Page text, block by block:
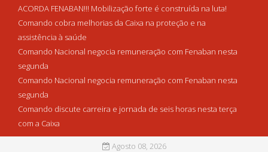
ACORDA FENABAN!!! Mobilização forte é construída na luta!
Comando cobra melhorias da Caixa na proteção e na
assistência à saúde
Comando Nacional negocia remuneração com Fenaban nesta
segunda
Comando Nacional negocia remuneração com Fenaban nesta
segunda
Comando discute carreira e jornada de seis horas nesta terça
com a Caixa
Agosto 08, 2026